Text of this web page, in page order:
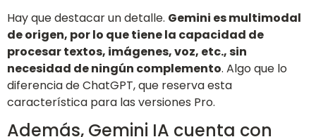
Hay que destacar un detalle. Gemini es multimodal
de origen, por lo que tiene la capacidad de
procesar textos, imágenes, voz, etc., sin
necesidad de ningún complemento. Algo que lo
diferencia de ChatGPT, que reserva esta
característica para las versiones Pro.
Además, Gemini IA cuenta con